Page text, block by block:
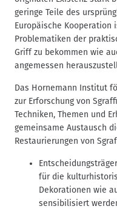
n
a
v
i
g
a
t
i
o
n
geringe Teile des
Europäische Kooperation
Problematiken der
Griff zu bekommen wie
angemessen
Das Hornemann Institut
zur Erforschung von
Techniken, Themen und
gemeinsame Austausch
Restaurierungen von
für die
Dekorationen wie
sensibilisiert